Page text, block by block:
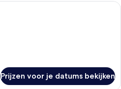
Een hotelkamer met twee bedden,
Prijzen voor je datums bekijken